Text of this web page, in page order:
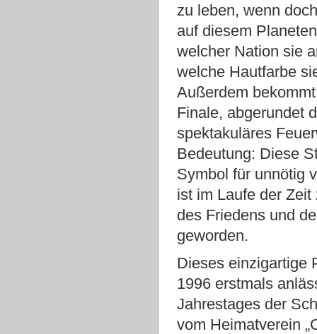
zu leben, wenn
auf diesem
welcher Nation sie
welche Hautfarbe
Außerdem
Finale, abgerundet
spektakuläres
Bedeutung: Diese
Symbol für unnötig
ist im Laufe der
des Friedens und
geworden.
Dieses einzigartige
1996 erstmals
Jahrestages der
vom Heimatverein